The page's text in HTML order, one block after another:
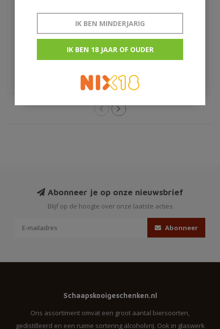
Independence Irish
Writer's Tears
Inniskillin Ice Wine Cask
€68,95
Abonneer je op onze nieuwsbrief
Blijf op de hoogte over onze laatste acties
Abonneer
Schaapskooigeschenken.nl
Ons assortiment omvat een groot aantal biersoorten,
gedistilleerd en een ruime sortering alcoholvrij. Ook in glaswerk
IK BEN MINDERJARIG
IK BEN 18 JAAR OF OUDER